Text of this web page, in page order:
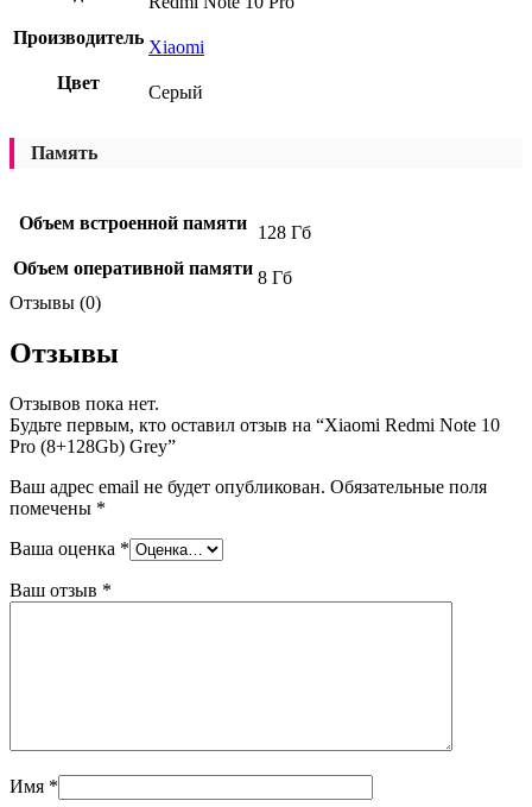
Производитель Xiaomi
Цвет
Серый
Память
Объем встроенной памяти 128 Гб
Объем оперативной памяти 8 Гб
Отзывы (0)
Отзывы
Отзывов пока нет.
Будьте первым, кто оставил отзыв на “Xiaomi Redmi Note 10
Pro (8+128Gb) Grey”
Ваш адрес email не будет опубликован. Обязательные поля
помечены *
Ваша оценка *
Ваш отзыв *
Имя *